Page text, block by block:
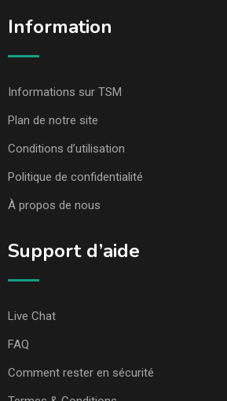
Information
Informations sur TSM
Plan de notre site
Conditions d’utilisation
Politique de confidentialité
À propos de nous
Support d’aide
Live Chat
FAQ
Comment rester en sécurité